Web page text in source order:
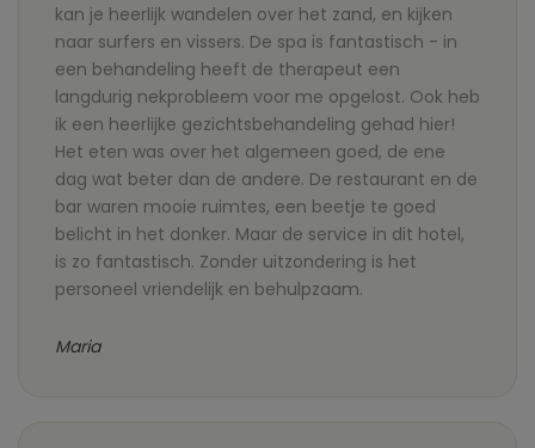
kan je heerlijk wandelen over het zand, en kijken
naar surfers en vissers. De spa is fantastisch - in
een behandeling heeft de therapeut een
langdurig nekprobleem voor me opgelost. Ook heb
ik een heerlijke gezichtsbehandeling gehad hier!
Het eten was over het algemeen goed, de ene
dag wat beter dan de andere. De restaurant en de
bar waren mooie ruimtes, een beetje te goed
belicht in het donker. Maar de service in dit hotel,
is zo fantastisch. Zonder uitzondering is het
personeel vriendelijk en behulpzaam.
Maria